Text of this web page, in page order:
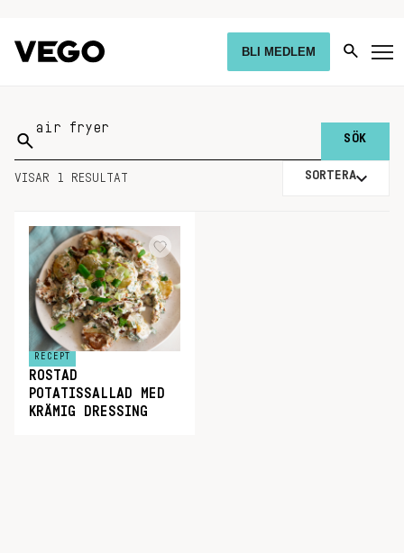
BLI MEDLEM
Sök
på:
VISAR 1 RESULTAT SORTERA
RECEPT
ROSTAD
POTATISSALLAD MED
KRÄMIG DRESSING